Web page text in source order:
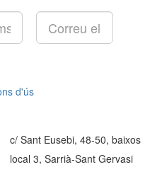
d'ús
c/ Sant Eusebi, 48-50, baixos
local 3, Sarrià-Sant Gervasi